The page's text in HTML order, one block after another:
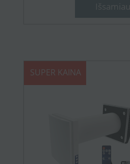
Išsamiau
SUPER KAINA